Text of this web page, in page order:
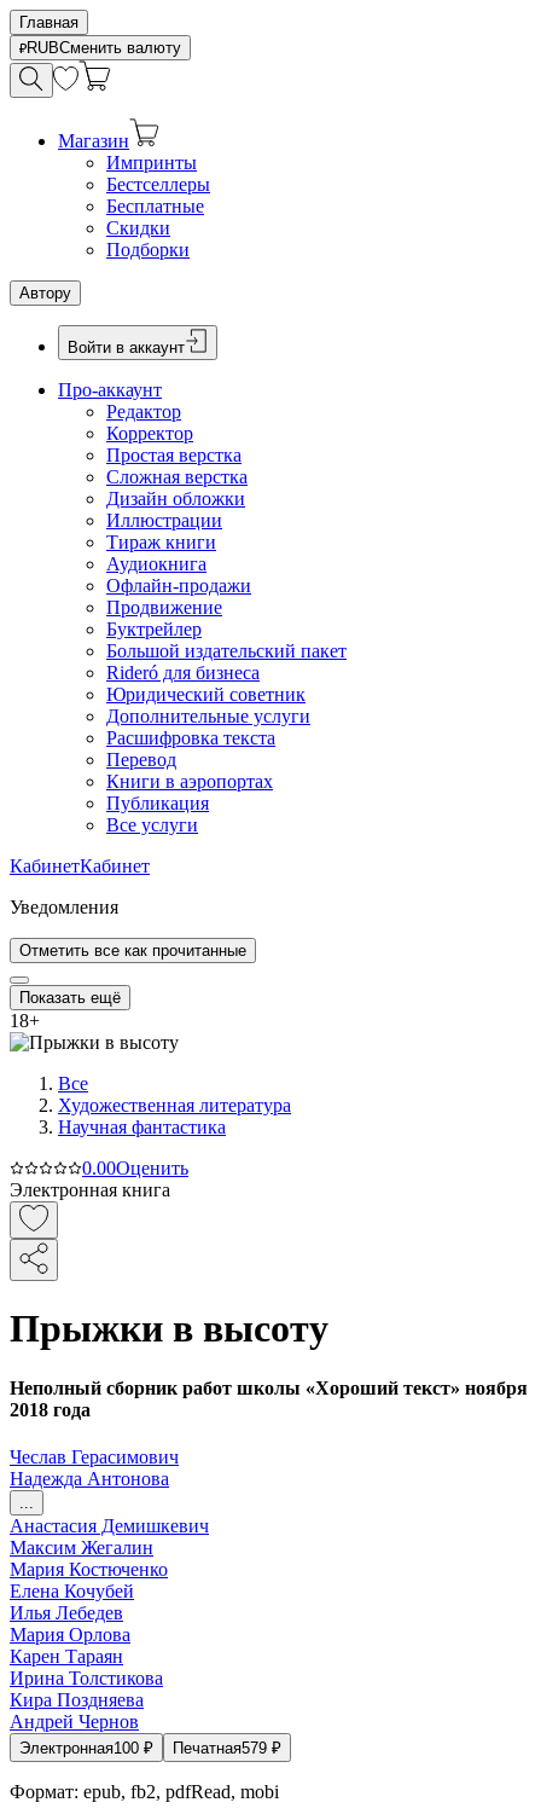
Главная
RUBСменить валюту
Магазин
Импринты
Бестселлеры
Бесплатные
Скидки
Подборки
Автору
Войти в аккаунт
Про-аккаунт
Редактор
Корректор
Простая верстка
Сложная верстка
Дизайн обложки
Иллюстрации
Тираж книги
Аудиокнига
Офлайн-продажи
Продвижение
Буктрейлер
Большой издательский пакет
Rideró для бизнеса
Юридический советник
Дополнительные услуги
Расшифровка текста
Перевод
Книги в аэропортах
Публикация
Все услуги
КабинетКабинет
Уведомления
Отметить все как прочитанные
Показать ещё
18+
Все
Художественная литература
Научная фантастика
0.00Оценить
Электронная книга
Прыжки в высоту
Неполный сборник работ школы «Хороший текст» ноября
2018 года
Чеслав Герасимович
Надежда Антонова
...
Анастасия Демишкевич
Максим Жегалин
Мария Костюченко
Елена Кочубей
Илья Лебедев
Мария Орлова
Карен Тараян
Ирина Толстикова
Кира Поздняева
Андрей Чернов
Электронная100 ₽ Печатная579 ₽
Формат: epub, fb2, pdfRead, mobi